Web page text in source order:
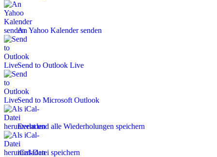
An Yahoo Kalender senden
Send to Outlook Live
Send to Microsoft Outlook
Event und alle Wiederholungen speichern
iCal-Datei speichern